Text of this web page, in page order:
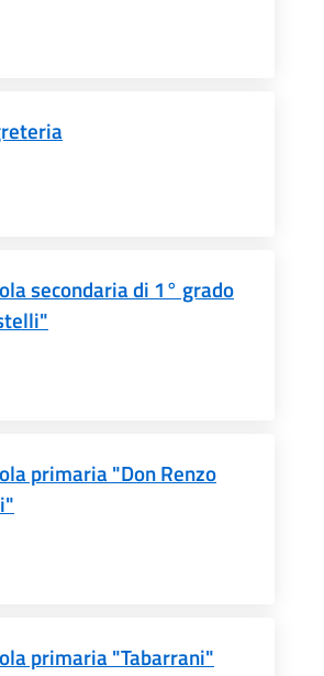
secondaria di 1° grado
primaria "Don Renzo
primaria "Tabarrani"